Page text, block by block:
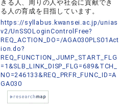
きる人、周りの人や社会に貢献でき
る人の育成を目指しています。
https://syllabus.kwansei.ac.jp/unias
v2/UnSSOLoginControlFree?
REQ_ACTION_DO=/AGA030PLS01Act
ion.do?
REQ_FUNCTION_JUMP_START_FLG
=1&SLB_LINK_DISP_FLG=689&TCH_
NO=246133&REQ_PRFR_FUNC_ID=A
GA030